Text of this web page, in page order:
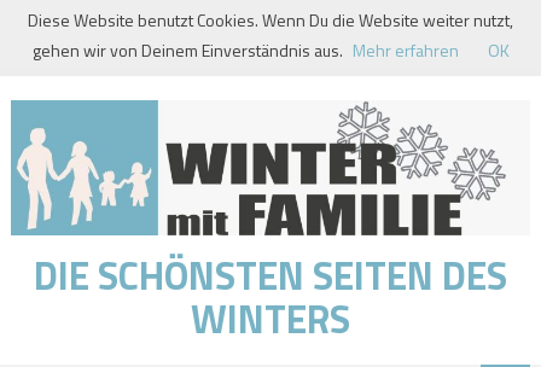
Skip
DIE SCHÖNSTEN SEITEN DES
WINTERS
Diese Website benutzt Cookies. Wenn Du die Website weiter nutzt,
gehen wir von Deinem Einverständnis aus. Mehr erfahren OK